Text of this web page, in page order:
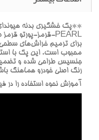
براي ترميم خراش‌هاي
محبوب است. اين پک با
جنسيس طراحي شده و
رنگ اصلي خودرو هماهنگ
آموزش نحوه استفاده را در